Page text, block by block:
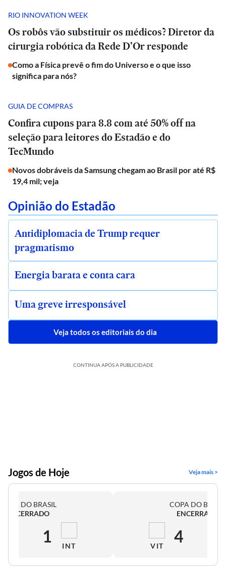
RIO INNOVATION WEEK
Os robôs vão substituir os médicos? Diretor da
cirurgia robótica da Rede D’Or responde
Como a Física prevê o fim do Universo e o que isso
significa para nós?
GUIA DE COMPRAS
Confira cupons para 8.8 com até 50% off na
seleção para leitores do Estadão e do
TecMundo
Novos dobráveis da Samsung chegam ao Brasil por até R$
19,4 mil; veja
Opinião do Estadão
Antidiplomacia de Trump requer
pragmatismo
Energia barata e conta cara
Uma greve irresponsável
Veja todos os editoriais do dia
CONTINUA APÓS A PUBLICIDADE
Jogos de Hoje Veja mais >
DO BRASIL
ENCERRADO
1 INT
COPA DO
ENCERRADO
VIT 4